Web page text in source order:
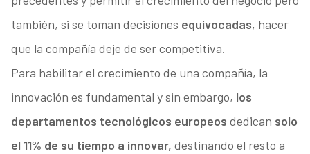
también, si se toman decisiones equivocadas, hacer
que la compañía deje de ser competitiva.
Para habilitar el crecimiento de una compañía, la
innovación es fundamental y sin embargo, los
departamentos tecnológicos europeos dedican solo
el 11% de su tiempo a innovar, destinando el resto a